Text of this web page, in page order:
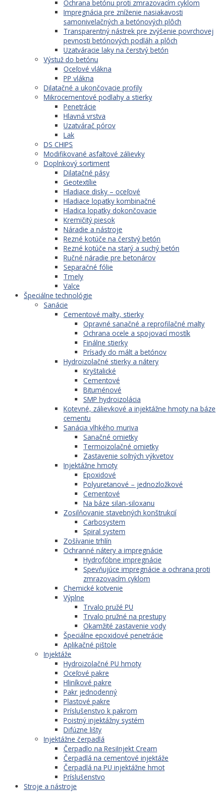
Ochrana betónu proti zmrazovacím cyklom
Impregnácia pre zníženie nasiakavosti
samonivelačných a betónových plôch
Transparentný nástrek pre zvýšenie povrchovej
pevnosti betónových podláh a plôch
Uzatváracie laky na čerstvý betón
Výstuž do betónu
Oceľové vlákna
PP vlákna
Dilatačné a ukončovacie profily
Mikrocementové podlahy a stierky
Penetrácie
Hlavná vrstva
Uzatvárač pórov
Lak
DS CHIPS
Modifikované asfaltové zálievky
Doplnkový sortiment
Dilatačné pásy
Geotextílie
Hladiace disky – oceľové
Hladiace lopatky kombinačné
Hladica lopatky dokončovacie
Kremičitý piesok
Náradie a nástroje
Rezné kotúče na čerstvý betón
Rezné kotúče na starý a suchý betón
Ručné náradie pre betonárov
Separačné fólie
Tmely
Valce
Špeciálne technológie
Sanácie
Cementové malty, stierky
Opravné sanačné a reprofilačné malty
Ochrana ocele a spojovací mostík
Finálne stierky
Prísady do mált a betónov
Hydroizolačné stierky a nátery
Kryštalické
Cementové
Bituménové
SMP hydroizolácia
Kotevné, zálievkové a injektážne hmoty na báze
cementu
Sanácia vlhkého muriva
Sanačné omietky
Termoizolačné omietky
Zastavenie soľných výkvetov
Injektážne hmoty
Epoxidové
Polyuretanové – jednozložkové
Cementové
Na báze silan-siloxanu
Zosilňovanie stavebných konštrukcií
Carbosystem
Spiral system
Zošívanie trhlín
Ochranné nátery a impregnácie
Hydrofóbne impregnácie
Spevňujúce impregnácie a ochrana proti
zmrazovacím cyklom
Chemické kotvenie
Výplne
Trvalo pružé PU
Trvalo pružné na prestupy
Okamžité zastavenie vody
Špeciálne epoxidové penetrácie
Aplikačné pištole
Injektáže
Hydroizolačné PU hmoty
Oceľové pakre
Hliníkové pakre
Pakr jednodenný
Plastové pakre
Príslušenstvo k pakrom
Poistný injektážny systém
Difúzne lišty
Injektážne čerpadlá
Čerpadlo na ResiInjekt Cream
Čerpadlá na cementové injektáže
Čerpadlá na PU injektážne hmot
Príslušenstvo
Stroje a nástroje